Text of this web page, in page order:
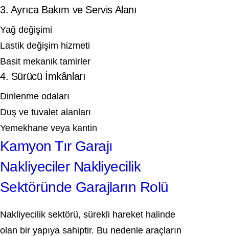
3. Ayrıca Bakım ve Servis Alanı
Yağ değişimi
Lastik değişim hizmeti
Basit mekanik tamirler
4. Sürücü İmkânları
Dinlenme odaları
Duş ve tuvalet alanları
Yemekhane veya kantin
Kamyon Tır Garajı
Nakliyeciler Nakliyecilik
Sektöründe Garajların Rolü
Nakliyecilik sektörü, sürekli hareket halinde
olan bir yapıya sahiptir. Bu nedenle araçların